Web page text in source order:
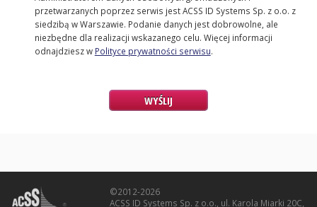
przetwarzanych poprzez serwis jest ACSS ID Systems Sp. z o.o. z
siedzibą w Warszawie. Podanie danych jest dobrowolne, ale
niezbędne dla realizacji wskazanego celu. Więcej informacji
odnajdziesz w Polityce prywatności serwisu.
WYŚLIJ
©2012-2026
ACSS ID Systems Sp. z o.o., ul. Karola Miarki 20C,